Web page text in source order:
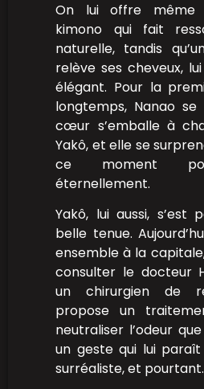
On lui offre même
kimono qui fait
naturelle, tandis
relève ses cheveux,
élégant. Pour la
longtemps, Nanao
cœur s’emballe à
Yakô, et elle se
ce moment
éternellement.
Yakô, lui aussi, s’est
belle tenue.
ensemble à la
consulter le docteur
un chirurgien de
propose un
neutraliser l’odeur
un geste qui lui
surréaliste, et